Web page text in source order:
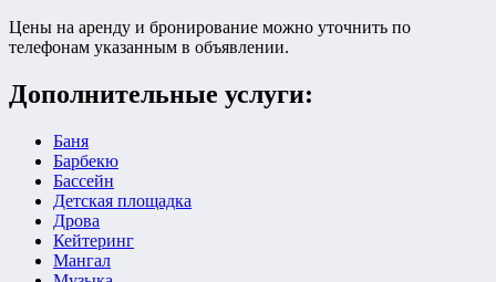
Цены на аренду и бронирование можно уточнить по
телефонам указанным в объявлении.
Дополнительные услуги:
Баня
Барбекю
Бассейн
Детская площадка
Дрова
Кейтеринг
Мангал